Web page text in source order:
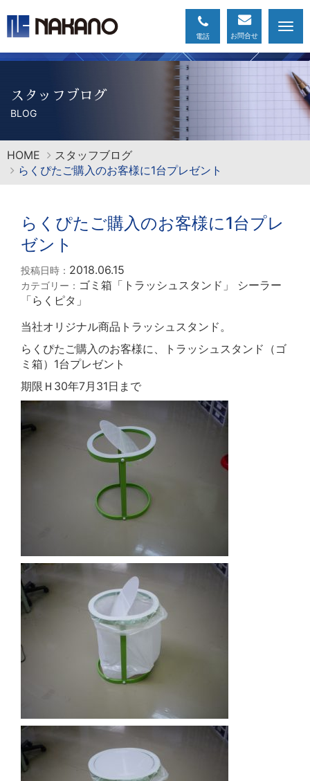
スタッフブログ
BLOG
HOME
スタッフブログ
らくぴたご購入のお客様に1台プレゼント
らくぴたご購入のお客様に1台プレ
ゼント
投稿日時： 2018.06.15
カテゴリー： ゴミ箱「トラッシュスタンド」
シーラー
「らくピタ」
当社オリジナル商品トラッシュスタンド。
らくぴたご購入のお客様に、トラッシュスタンド（ゴ
ミ箱）1台プレゼント
期限Ｈ30年7月31日まで